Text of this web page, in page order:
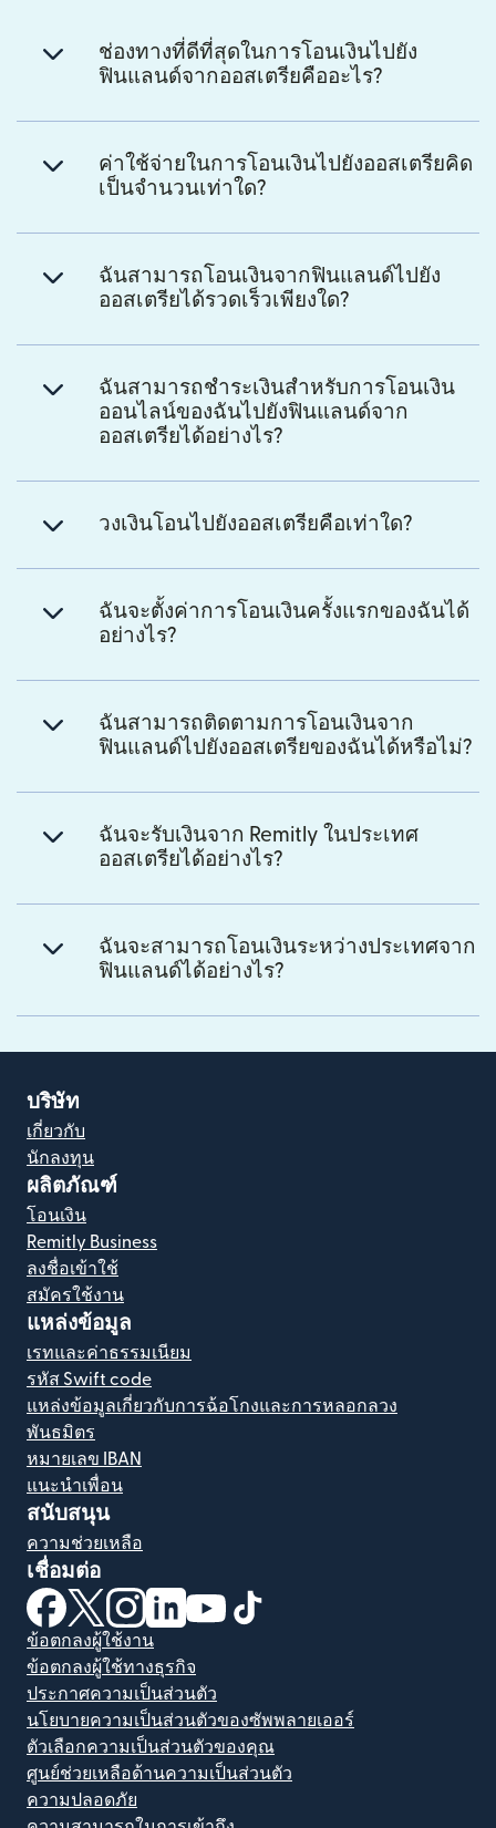
ช่องทางที่ดีที่สุดในการโอนเงินไปยัง
ฟินแลนด์จากออสเตรียคืออะไร?
ค่าใช้จ่ายในการโอนเงินไปยังออสเตรียคิด
เป็นจำนวนเท่าใด?
ฉันสามารถโอนเงินจากฟินแลนด์ไปยัง
ออสเตรียได้รวดเร็วเพียงใด?
ฉันสามารถชำระเงินสำหรับการโอนเงิน
ออนไลน์ของฉันไปยังฟินแลนด์จาก
ออสเตรียได้อย่างไร?
วงเงินโอนไปยังออสเตรียคือเท่าใด?
ฉันจะตั้งค่าการโอนเงินครั้งแรกของฉันได้
อย่างไร?
ฉันสามารถติดตามการโอนเงินจาก
ฟินแลนด์ไปยังออสเตรียของฉันได้หรือไม่?
ฉันจะรับเงินจาก Remitly ในประเทศ
ออสเตรียได้อย่างไร?
ฉันจะสามารถโอนเงินระหว่างประเทศจาก
ฟินแลนด์ได้อย่างไร?
บริษัท
เกี่ยวกับ
นักลงทุน
ผลิตภัณฑ์
โอนเงิน
Remitly Business
ลงชื่อเข้าใช้
สมัครใช้งาน
แหล่งข้อมูล
เรทและค่าธรรมเนียม
รหัส Swift code
แหล่งข้อมูลเกี่ยวกับการฉ้อโกงและการหลอกลวง
พันธมิตร
หมายเลข IBAN
แนะนำเพื่อน
สนับสนุน
ความช่วยเหลือ
เชื่อมต่อ
(เปิดในหน้าต่างใหม่)
(เปิดในหน้าต่างใหม่)
(เปิดในหน้าต่างใหม่)
(เปิดในหน้าต่างใหม่)
(เปิดในหน้าต่างใหม่)
ข้อตกลงผู้ใช้งาน
ข้อตกลงผู้ใช้ทางธุรกิจ
ประกาศความเป็นส่วนตัว
นโยบายความเป็นส่วนตัวของซัพพลายเออร์
ตัวเลือกความเป็นส่วนตัวของคุณ
ศูนย์ช่วยเหลือด้านความเป็นส่วนตัว
ความปลอดภัย